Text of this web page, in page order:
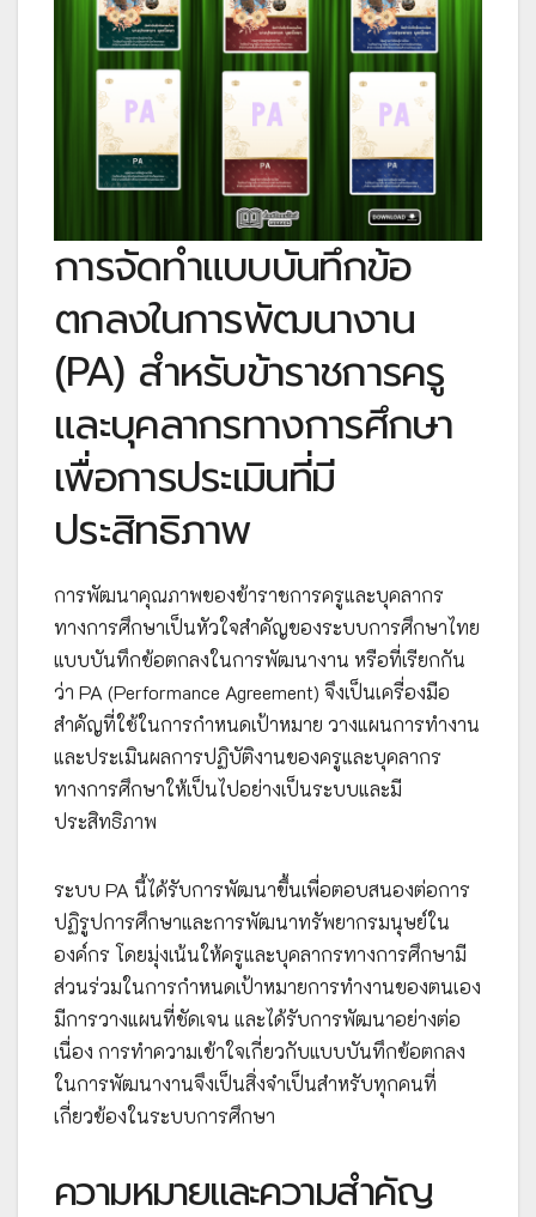
การจัดทำแบบบันทึกข้อ
ตกลงในการพัฒนางาน
(PA) สำหรับข้าราชการครู
และบุคลากรทางการศึกษา
เพื่อการประเมินที่มี
ประสิทธิภาพ
การพัฒนาคุณภาพของข้าราชการครูและบุคลากร
ทางการศึกษาเป็นหัวใจสำคัญของระบบการศึกษาไทย
แบบบันทึกข้อตกลงในการพัฒนางาน หรือที่เรียกกัน
ว่า PA (Performance Agreement) จึงเป็นเครื่องมือ
สำคัญที่ใช้ในการกำหนดเป้าหมาย วางแผนการทำงาน
และประเมินผลการปฏิบัติงานของครูและบุคลากร
ทางการศึกษาให้เป็นไปอย่างเป็นระบบและมี
ประสิทธิภาพ
ระบบ PA นี้ได้รับการพัฒนาขึ้นเพื่อตอบสนองต่อการ
ปฏิรูปการศึกษาและการพัฒนาทรัพยากรมนุษย์ใน
องค์กร โดยมุ่งเน้นให้ครูและบุคลากรทางการศึกษามี
ส่วนร่วมในการกำหนดเป้าหมายการทำงานของตนเอง
มีการวางแผนที่ชัดเจน และได้รับการพัฒนาอย่างต่อ
เนื่อง การทำความเข้าใจเกี่ยวกับแบบบันทึกข้อตกลง
ในการพัฒนางานจึงเป็นสิ่งจำเป็นสำหรับทุกคนที่
เกี่ยวข้องในระบบการศึกษา
ความหมายและความสำคัญ